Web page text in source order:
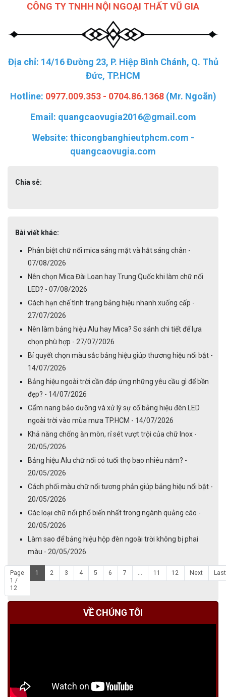
VỀ CHÚNG TÔI
CÔNG TY TNHH NỘI NGOẠI THẤT VŨ GIA
Địa chỉ: 14/16 Đường 23, P. Hiệp Bình Chánh, Q. Thủ
Đức, TP.HCM
Hotline: 0977.009.353 - 0704.86.1368 (Mr. Ngoãn)
Email: quangcaovugia2016@gmail.com
Website: thicongbanghieutphcm.com -
quangcaovugia.com
Chia sẻ:
Bài viết khác:
Phân biệt chữ nổi mica sáng mặt và hắt sáng chân -
07/08/2026
Nên chọn Mica Đài Loan hay Trung Quốc khi làm chữ nổi
LED? - 07/08/2026
Cách hạn chế tình trạng bảng hiệu nhanh xuống cấp -
27/07/2026
Nên làm bảng hiệu Alu hay Mica? So sánh chi tiết để lựa
chọn phù hợp - 27/07/2026
Bí quyết chọn màu sắc bảng hiệu giúp thương hiệu nổi bật -
14/07/2026
Bảng hiệu ngoài trời cần đáp ứng những yêu cầu gì để bền
đẹp? - 14/07/2026
Cẩm nang bảo dưỡng và xử lý sự cố bảng hiệu đèn LED
ngoài trời vào mùa mưa TP.HCM - 14/07/2026
Khả năng chống ăn mòn, rỉ sét vượt trội của chữ Inox -
20/05/2026
Bảng hiệu Alu chữ nổi có tuổi thọ bao nhiêu năm? -
20/05/2026
Cách phối màu chữ nổi tương phản giúp bảng hiệu nổi bật -
20/05/2026
Các loại chữ nổi phổ biến nhất trong ngành quảng cáo -
20/05/2026
Làm sao để bảng hiệu hộp đèn ngoài trời không bị phai
màu - 20/05/2026
Page
1 /
12
1 2 3 4 5 6 7 11 12 Next Last